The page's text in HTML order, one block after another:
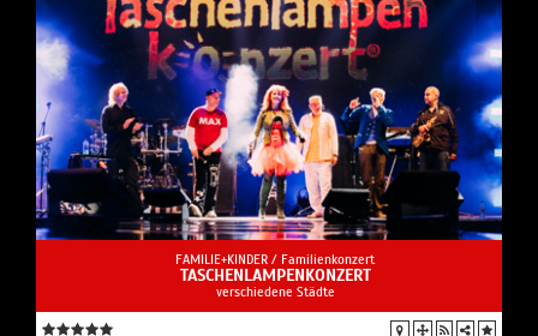
FAMILIE+KINDER / Familienkonzert
TASCHENLAMPENKONZERT
verschiedene Städte